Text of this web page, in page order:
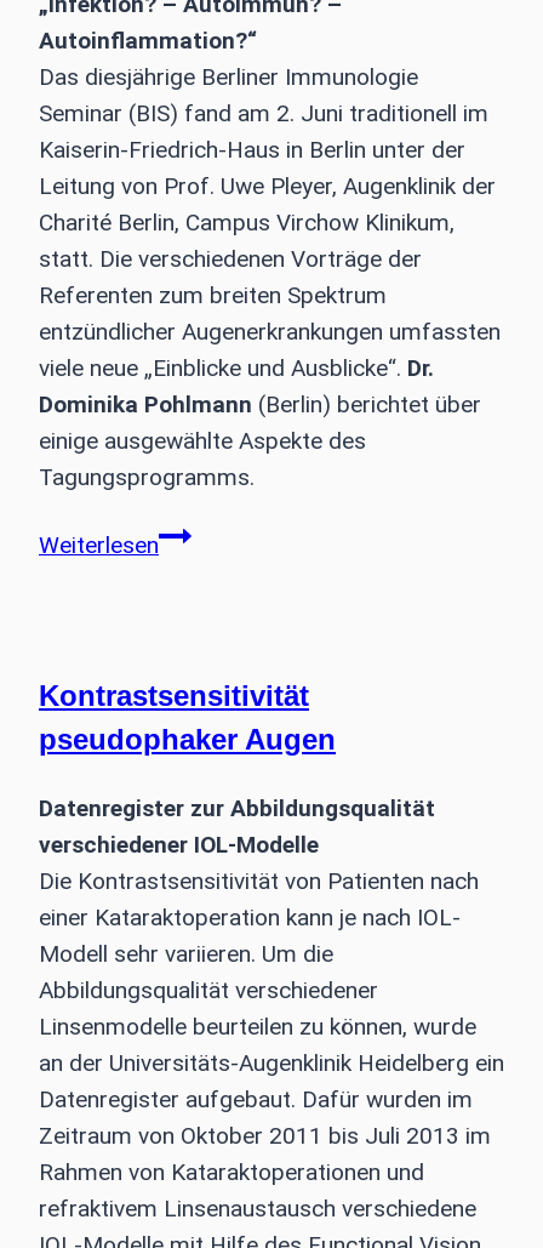
Autoinflammation?“
Das diesjährige Berliner Immunologie
Seminar (BIS) fand am 2. Juni traditionell im
Kaiserin-Friedrich-Haus in Berlin unter der
Leitung von Prof. Uwe Pleyer, Augenklinik der
Charité Berlin, Campus Virchow Klinikum,
statt. Die verschiedenen Vorträge der
Referenten zum breiten Spektrum
entzündlicher Augenerkrankungen umfassten
viele neue „Einblicke und Ausblicke“. Dr.
Dominika Pohlmann (Berlin) berichtet über
einige ausgewählte Aspekte des
Tagungsprogramms.
WeiterlesenBerliner
Kontrastsensitivität
pseudophaker Augen
Datenregister zur Abbildungsqualität
verschiedener IOL-Modelle
Die Kontrastsensitivität von Patienten nach
einer Kataraktoperation kann je nach IOL-
Modell sehr variieren. Um die
Abbildungsqualität verschiedener
Linsenmodelle beurteilen zu können, wurde
an der Universitäts-Augenklinik Heidelberg ein
Datenregister aufgebaut. Dafür wurden im
Zeitraum von Oktober 2011 bis Juli 2013 im
Rahmen von Kataraktoperationen und
refraktivem Linsenaustausch verschiedene